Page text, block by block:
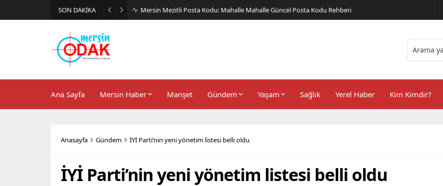
SON DAKİKA Günlük Stil İçin Erkek Sneaker Önerileri
Ana Sayfa Mersin Haber Manşet Gündem Yaşam Sağlık Yerel Haber Kim Kimdir?
Anasayfa Gündem İYİ Parti’nin yeni yönetim listesi belli oldu
İYİ Parti’nin yeni yönetim listesi belli oldu